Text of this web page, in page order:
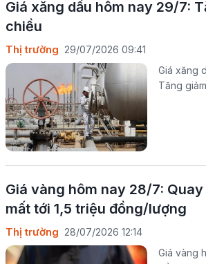
Giá xăng dầu hôm nay 29/7:
chiều
Thị trường 29/07/2026 09:41
Giá xăng
Tăng
Giá vàng hôm nay 28/7:
mất tới 1,5 triệu đồng/lượng
Thị trường 28/07/2026 12:14
Giá vàng